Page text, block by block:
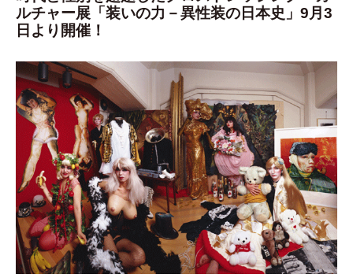
ルチャー展「装いの力－異性装の日本史」9月3
日より開催！